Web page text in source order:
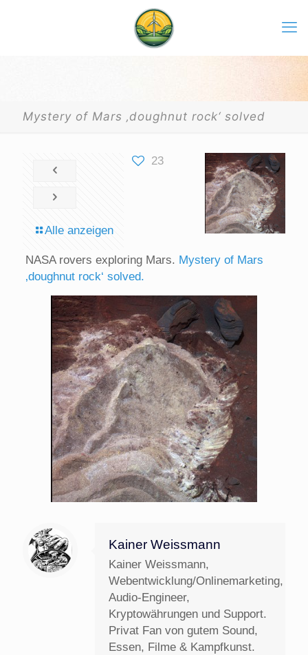
Mystery of Mars ‚doughnut rock‘ solved
Alle anzeigen
23
NASA rovers exploring Mars. Mystery of Mars
‚doughnut rock‘ solved.
Kainer Weissmann
Kainer Weissmann,
Webentwicklung/Onlinemarketing,
Audio-Engineer,
Kryptowährungen und Support.
Privat Fan von gutem Sound,
Essen, Filme & Kampfkunst.